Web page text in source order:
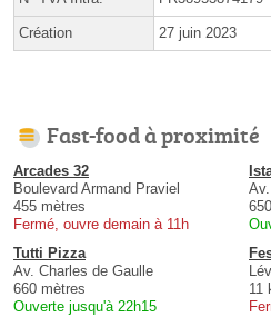
Création 27 juin 2023
Fast-food à proximité
Arcades 32
Boulevard Armand Praviel
455 mètres
Fermé, ouvre demain à 11h
Tutti Pizza
Av. Charles de Gaulle
660 mètres
Ouverte jusqu'à 22h15
11